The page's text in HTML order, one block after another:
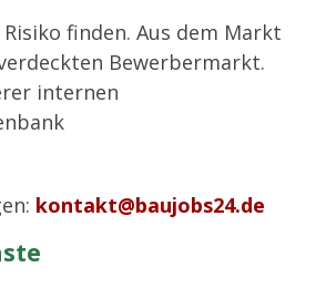
finden. Aus dem Markt
Bewerbermarkt.
internen
kontakt@baujobs24.de